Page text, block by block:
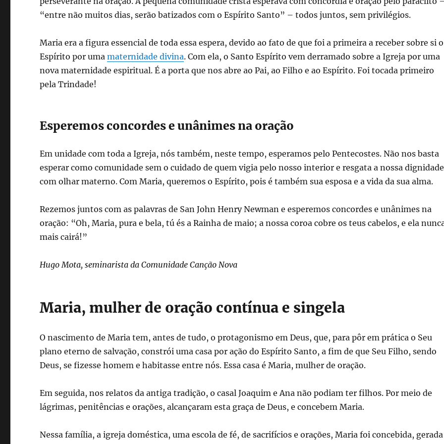
“entre não muitos dias, serão batizados com o Espírito Santo” – todos juntos, sem privilégios.
Maria era a figura essencial de toda essa espera, devido ao fato de que foi a primeira a receber sobre si o
Espírito por umamaternidade divina. Com ela, o Santo Espírito vem derramado sobre a Igreja por uma
nova maternidade espiritual. É a porta que nos abre ao Pai, ao Filho e ao Espírito. Foi tocada primeiro
pela Trindade!
Esperemos concordes e unânimes na oração
Em unidade com toda a Igreja, nós também, neste tempo, esperamos pelo Pentecostes. Não nos basta
esperar como comunidade sem o cuidado de quem vigia pelo nosso interior e resgata a nossa dignidade
com olhar materno. Com Maria, queremos o Espírito, pois é também sua esposa e a vida da sua alma.
Rezemos juntos com as palavras de San John Henry Newman e esperemos concordes e unânimes na
oração: “Oh, Maria, pura e bela, tú és a Rainha de maio; a nossa coroa cobre os teus cabelos, e ela
mais cairá!”
Hugo Mota, seminarista da Comunidade Canção Nova
Maria, mulher de oração contínua e singela
O nascimento de Maria tem, antes de tudo, o protagonismo em Deus, que, para pôr em prática o Seu
plano eterno de salvação, constrói uma casa por ação do Espírito Santo, a fim de que Seu Filho, sendo
Deus, se fizesse homem e habitasse entre nós. Essa casa é Maria, mulher de oração.
Em seguida, nos relatos da antiga tradição, o casal Joaquim e Ana não podiam ter filhos. Por meio de
lágrimas, penitências e orações, alcançaram esta graça de Deus, e concebem Maria.
Nessa família, a igreja doméstica, uma escola de fé, de sacrifícios e orações, Maria foi concebida,